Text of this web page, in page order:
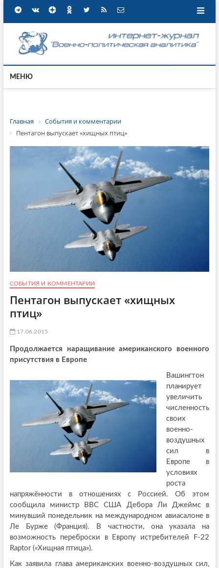
МЕНЮ
Главная
События и комментарии
Пентагон выпускает «хищных птиц»
СОБЫТИЯ И КОММЕНТАРИИ
Пентагон выпускает «хищных
птиц»
17.06.2015
Продолжается наращивание американского военного
присутствия в Европе
Вашингтон
планирует
увеличить
численность
своих
военно-
воздушных
сил в
Европе в
условиях
роста
напряжённости в отношениях с Россией. Об этом
сообщила министр ВВС США Дебора Ли Джеймс в
минувший понедельник на международном авиасалоне в
Ле Бурже (Франция). В частности, она указала на
возможность переброски в Европу истребителей F-22
Raptor («Хищная птица»).
Как заявила глава американских военно-воздушных сил,